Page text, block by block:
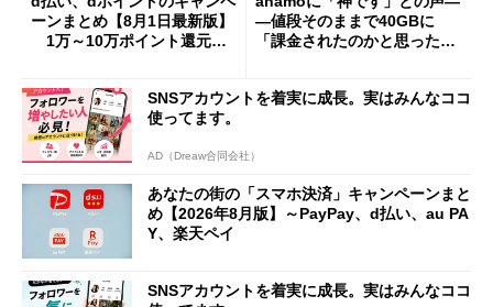
ーンまとめ【8月1日最新版】
1万～10万ポイント還元の
―値段そのままで40GBに
「課金されたのかと思った」
SNSアカウントを着実に成長。実はみんなココ
使ってます。
AD（Dreaw合同会社）
あなたの街の「スマホ決済」キャンペーンまと
め【2026年8月版】～PayPay、d払い、au PA
Y、楽天ペイ
SNSアカウントを着実に成長。実はみんなココ